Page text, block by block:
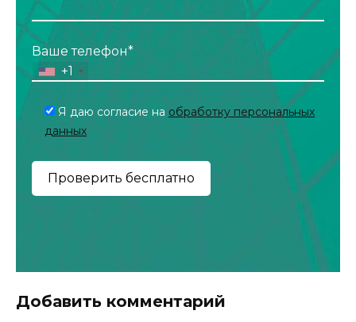
Ваше телефон*
+1
Я даю согласие на обработку персональных
данных
Добавить комментарий